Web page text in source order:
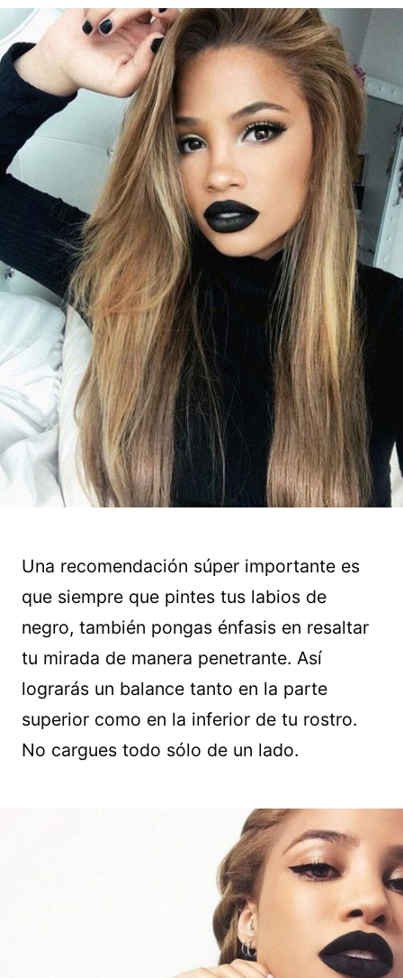
Una recomendación súper importante es
que siempre que pintes tus labios de
negro, también pongas énfasis en resaltar
tu mirada de manera penetrante. Así
lograrás un balance tanto en la parte
superior como en la inferior de tu rostro.
No cargues todo sólo de un lado.